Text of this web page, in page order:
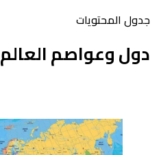
جدول المحتويات
دول وعواصم العالم